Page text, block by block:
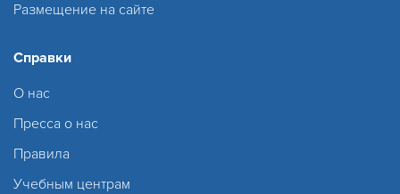
Размещение на сайте
Справки
О нас
Пресса о нас
Правила
Учебным центрам